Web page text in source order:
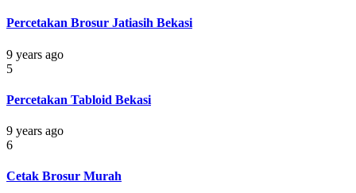
Percetakan Brosur Jatiasih Bekasi
9 years ago
5
Percetakan Tabloid Bekasi
9 years ago
6
Cetak Brosur Murah